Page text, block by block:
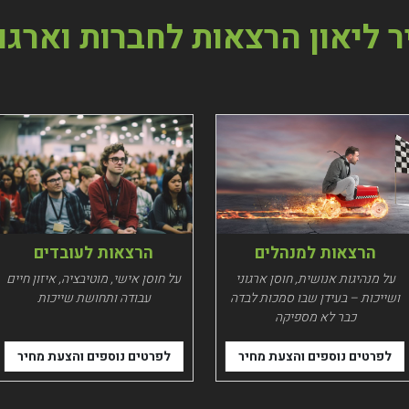
ליאון הרצאות לחברות
הרצאות למנהלים
על מנהיגות אנושית, חוסן ארגוני
ושייכות – בעידן שבו סמכות לבדה
כבר לא מספיקה
לפרטים נוספים והצעת מחיר
הרצאות לעובדים
על חוסן אישי, מוטיבציה, איזון חיים
עבודה ותחושת שייכות
לפרטים נוספים והצעת מחיר